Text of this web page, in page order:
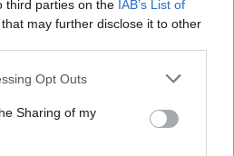
third parties on the IAB’s List of
that may further disclose it to other
Opt Outs
Sharing of my
«γοητευτικό λεβεντόπαιδο
ελληνικού σινεμά»
θυμόμαστε ως σπουδαίο ηθοποιό και
αναπόσπαστο κομμάτι της
οικογένειας της Φίνος Φιλμ,